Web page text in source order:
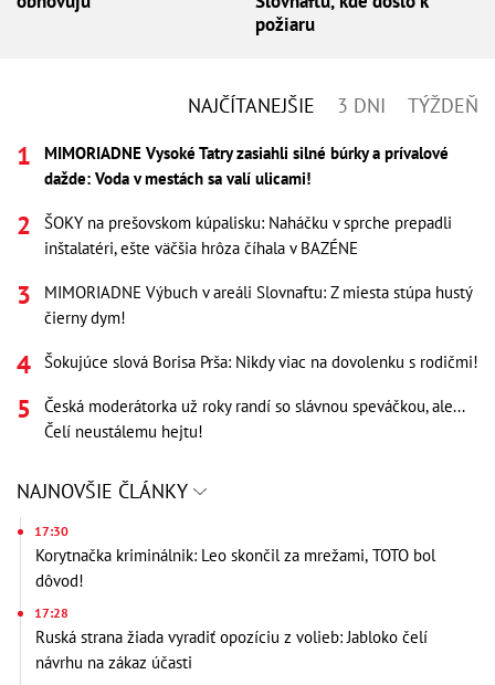
požiaru
NAJČÍTANEJŠIE 3 DNI TÝŽDEŇ
MIMORIADNE Vysoké Tatry zasiahli silné búrky a prívalové
dažde: Voda v mestách sa valí ulicami!
ŠOKY na prešovskom kúpalisku: Naháčku v sprche prepadli
inštalatéri, ešte väčšia hrôza číhala v BAZÉNE
MIMORIADNE Výbuch v areáli Slovnaftu: Z miesta stúpa hustý
čierny dym!
Šokujúce slová Borisa Prša: Nikdy viac na dovolenku s rodičmi!
Česká moderátorka už roky randí so slávnou speváčkou, ale...
Čelí neustálemu hejtu!
NAJNOVŠIE ČLÁNKY
17:30
Korytnačka kriminálnik: Leo skončil za mrežami, TOTO bol
dôvod!
17:28
Ruská strana žiada vyradiť opozíciu z volieb: Jabloko čelí
návrhu na zákaz účasti